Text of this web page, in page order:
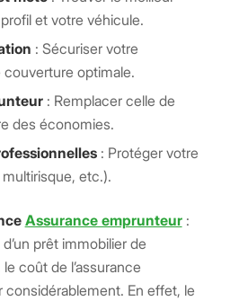
et votre véhicule.
: Sécuriser votre
optimale.
: Remplacer celle de
des économies.
: Protéger votre
etc.).
Assurance emprunteur:
prêt immobilier de
coût de l’assurance
En effet, le